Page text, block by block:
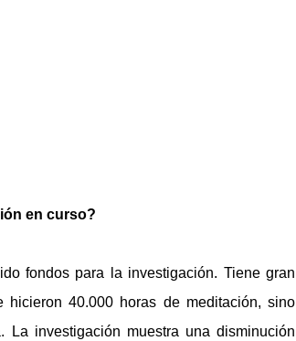
en curso?
fondos para la investigación. Tiene gran
40.000 horas de meditación, sino
investigación muestra una disminución